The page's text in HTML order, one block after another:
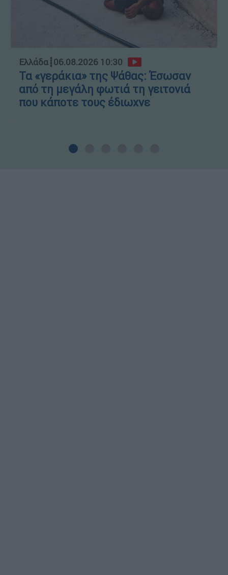
Ελλάδα┋06.08.2026 10:30
Τα «γεράκια» της Ψάθας: Έσωσαν
από τη μεγάλη φωτιά τη γειτονιά
που κάποτε τους έδιωχνε